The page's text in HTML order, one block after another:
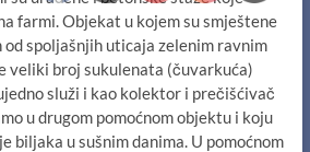
farmi. Objekat u kojem su smještene
spoljašnjih uticaja zelenim ravnim
veliki broj sukulenata (čuvarkuća)
služi i kao kolektor i prečišćivač
u drugom pomoćnom objektu i koju
biljaka u sušnim danima. U pomoćnom